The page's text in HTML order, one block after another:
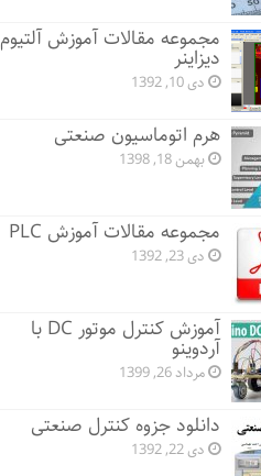
مجموعه مقالات آموزش آلتیوم
دیزاینر
دی 10, 1392
هرم اتوماسیون صنعتی
بهمن 18, 1398
مجموعه مقالات آموزش PLC
دی 23, 1392
آموزش کنترل موتور DC با
آردوینو
مرداد 26, 1399
دانلود جزوه کنترل صنعتی
دی 22, 1392